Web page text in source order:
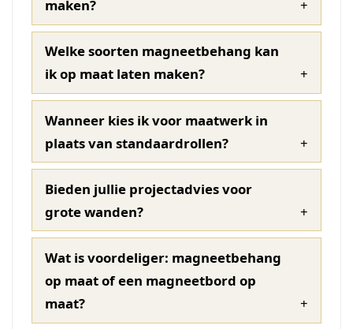
maken?
Welke soorten magneetbehang kan
ik op maat laten maken?
Wanneer kies ik voor maatwerk in
plaats van standaardrollen?
Bieden jullie projectadvies voor
grote wanden?
Wat is voordeliger: magneetbehang
op maat of een magneetbord op
maat?